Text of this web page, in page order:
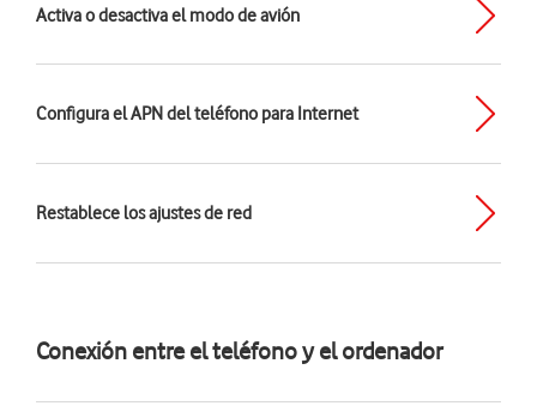
Activa o desactiva el modo de avión
Configura el APN del teléfono para Internet
Restablece los ajustes de red
Conexión entre el teléfono y el ordenador